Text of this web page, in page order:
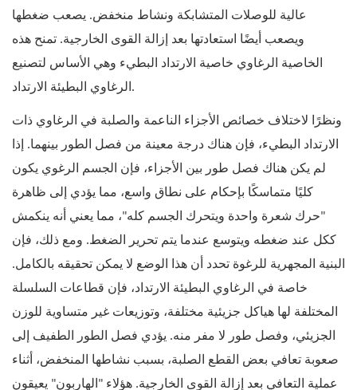
عالية للوصلات المتشابكة ونشاط منخفض. يصعب ضغطها
ويصعب أيضًا استعادتها بعد إزالة القوى الخارجية. تمنح هذه
الخاصية الرغاوي خاصية الارتداد البطيء وهي الأساس لتصنيع
الرغاوي البطيئة الارتداد.
ونظرًا لاختلاف خصائص الأجزاء الناعمة والصلبة في الرغاوي ذات
الارتداد البطيء، فإن هناك درجة معينة من فصل الطور بينهما. إذا
لم يكن هناك فصل طور بين الأجزاء، فإن الجسم الرغوي يكون
كليًا متماسكًا بإحكام على نطاق واسع، مما يؤدي إلى ظاهرة
"حرك شعرة واحدة ويتحرك الجسم كله"، مما يعني أنه ينكمش
ككل عند ضغطه ويتوسع عندما يتم تحرير الضغط. ومع ذلك، فإن
البنية المجهرية للرغوة تحدد أن هذا الوضع لا يمكن تحقيقه بالكامل.
خاصة في الرغاوي البطيئة الارتداد، فإن قطاعات السلسلة
المختلفة لها هياكل جزيئية مختلفة، وتوزيعات غير متساوية للوزن
الجزيئي، وفصل طور لا مفر منه. يؤدي فصل الطور الطفيف إلى
صعوبة تعافي بعض القطع الصلبة، بسبب نشاطها المنخفض، أثناء
عملية التعافي بعد إزالة القوى الخارجية. هؤلاء "الهاربون" يعيقون